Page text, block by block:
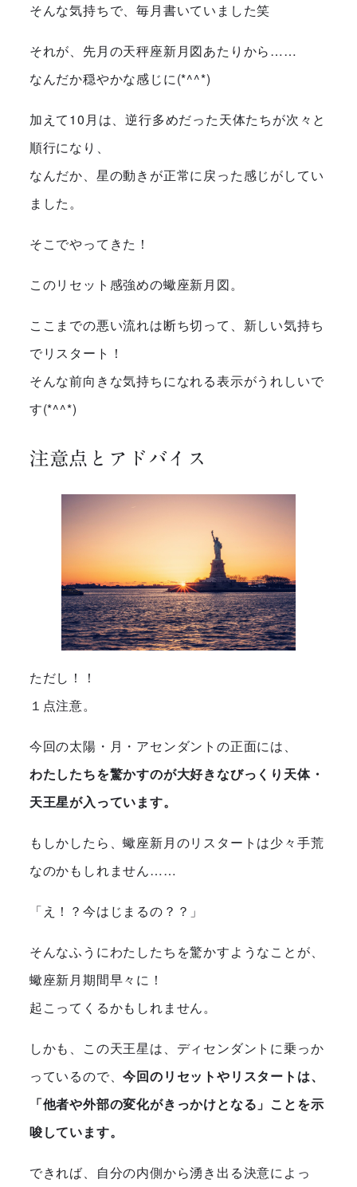
そんな気持ちで、毎月書いていました笑
それが、先月の天秤座新月図あたりから……
なんだか穏やかな感じに(*^^*)
加えて10月は、逆行多めだった天体たちが次々と
順行になり、
なんだか、星の動きが正常に戻った感じがしてい
ました。
そこでやってきた！
このリセット感強めの蠍座新月図。
ここまでの悪い流れは断ち切って、新しい気持ち
でリスタート！
そんな前向きな気持ちになれる表示がうれしいで
す(*^^*)
注意点とアドバイス
ただし！！
１点注意。
今回の太陽・月・アセンダントの正面には、
わたしたちを驚かすのが大好きなびっくり天体・
天王星が入っています。
もしかしたら、蠍座新月のリスタートは少々手荒
なのかもしれません……
「え！？今はじまるの？？」
そんなふうにわたしたちを驚かすようなことが、
蠍座新月期間早々に！
起こってくるかもしれません。
しかも、この天王星は、ディセンダントに乗っか
っているので、今回のリセットやリスタートは、
「他者や外部の変化がきっかけとなる」ことを示
唆しています。
できれば、自分の内側から湧き出る決意によっ